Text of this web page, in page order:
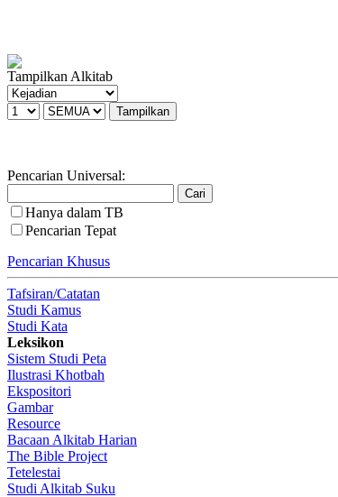
Tampilkan Alkitab
Pencarian Universal:
Hanya dalam TB
Pencarian Tepat
Pencarian Khusus
Tafsiran/Catatan
Studi Kamus
Studi Kata
Leksikon
Sistem Studi Peta
Ilustrasi Khotbah
Ekspositori
Gambar
Resource
Bacaan Alkitab Harian
The Bible Project
Tetelestai
Studi Alkitab Suku